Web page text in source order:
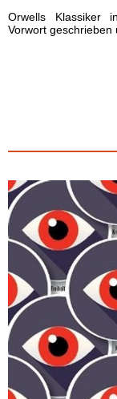
Orwells Klassiker
Vorwort geschrieben